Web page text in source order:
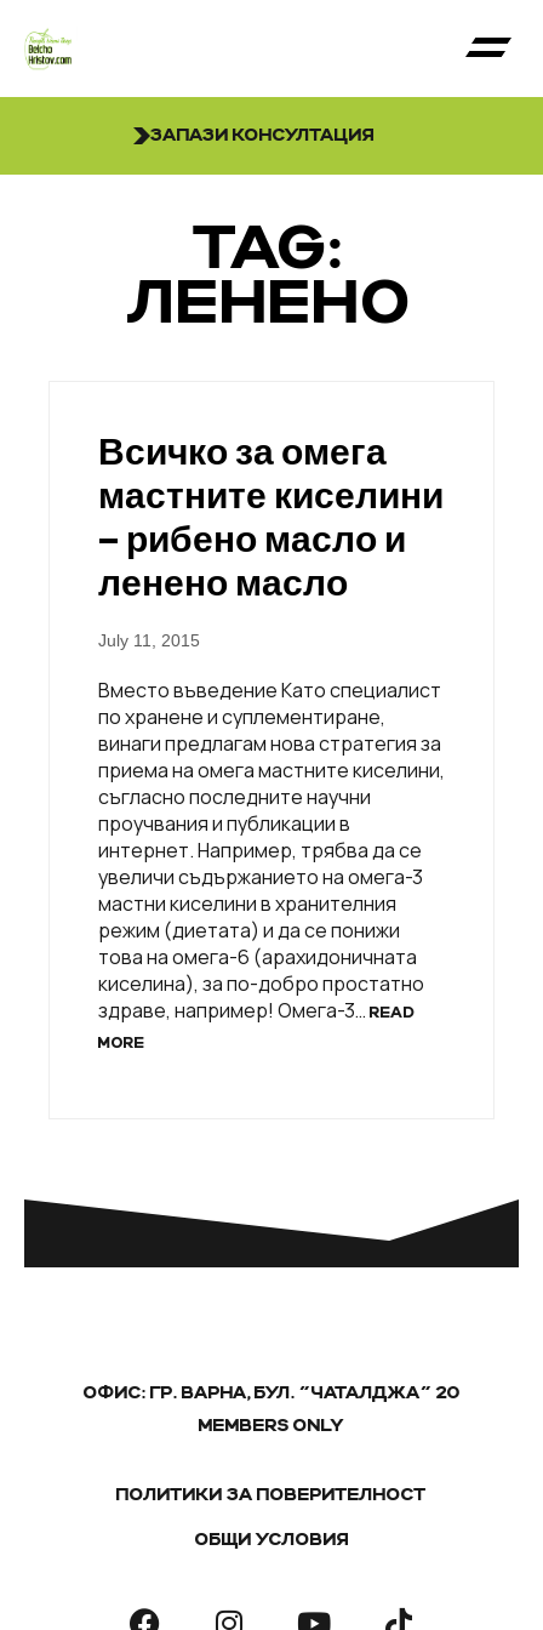
ЗАПАЗИ КОНСУЛТАЦИЯ
TAG:
ЛЕНЕНО
Всичко за омега
мастните киселини
– рибено масло и
ленено масло
July 11, 2015
Вместо въведение Като специалист
по хранене и суплeментиране,
винаги предлагам нова стратегия за
приема на омега мастните киселини,
съгласно последните научни
проучвания и публикации в
интернет. Например, трябва да се
увеличи съдържанието на омега-3
мастни киселини в хранителния
режим (диетата) и да се понижи
това на омега-6 (арахидоничната
киселина), за по-добро простатно
здраве, например! Омега-3… READ
MORE
ОФИС: ГР. ВАРНА, БУЛ. "ЧАТАЛДЖА" 20
MEMBERS ONLY
ПОЛИТИКИ ЗА ПОВЕРИТЕЛНОСТ
ОБЩИ УСЛОВИЯ